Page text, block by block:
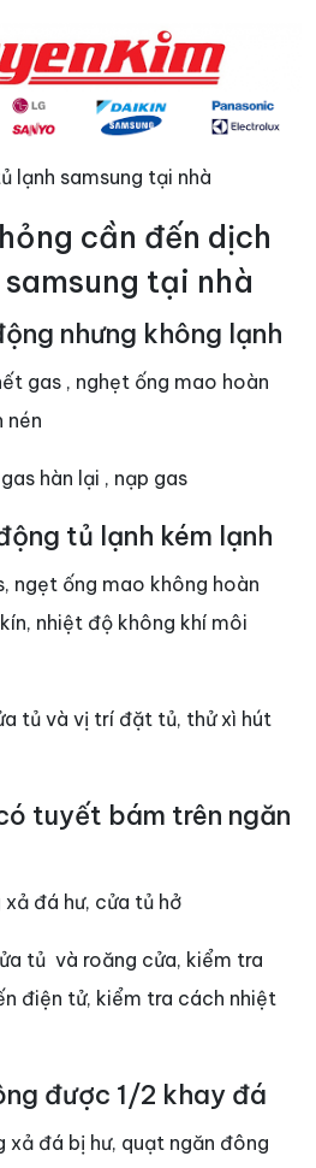
lạnh samsung tại nhà
cần đến dịch
tại nhà
nhưng không lạnh
gas , nghẹt ống mao hoàn
nén
hàn lại , nạp gas
tủ lạnh kém lạnh
ngẹt ống mao không hoàn
nhiệt độ không khí môi
tủ và vị trí đặt tủ, thử xì hút
tuyết bám trên ngăn
xả đá hư, cửa tủ hở
tủ và roăng cửa, kiểm tra
điện tử, kiểm tra cách nhiệt
được 1/2 khay đá
xả đá bị hư, quạt ngăn đông